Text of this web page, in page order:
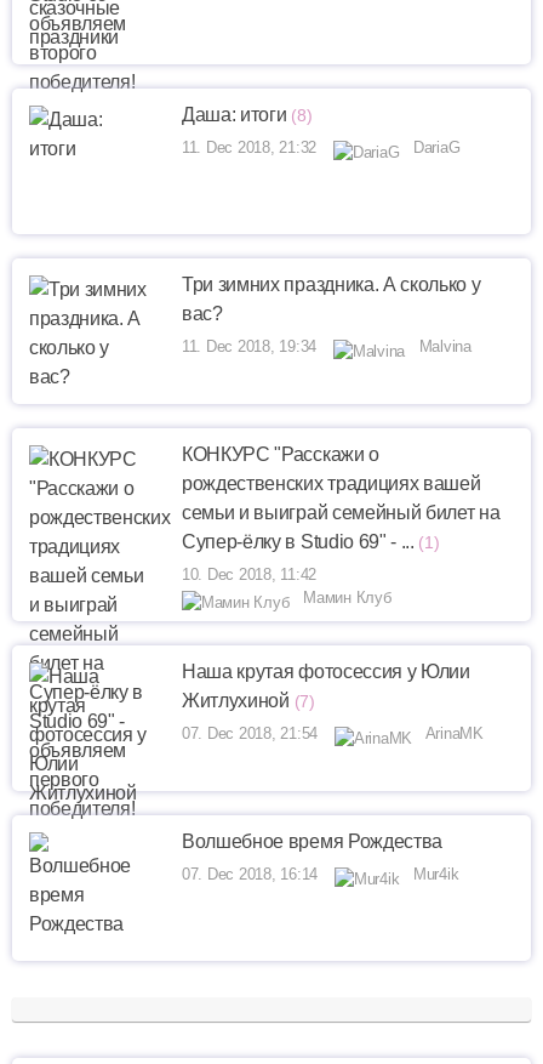
Даша: итоги (8)
11. Dec 2018, 21:32 DariaG
Три зимних праздника. А сколько у
вас?
11. Dec 2018, 19:34 Malvina
КОНКУРС "Расскажи о
рождественских традициях вашей
семьи и выиграй семейный билет на
Супер-ёлку в Studio 69" - ... (1)
10. Dec 2018, 11:42
Мамин Клуб
Наша крутая фотосессия у Юлии
Житлухиной (7)
07. Dec 2018, 21:54 ArinaMK
Волшебное время Рождества
07. Dec 2018, 16:14 Mur4ik